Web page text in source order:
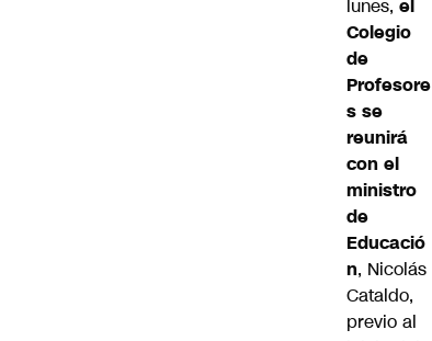
lunes, el
Colegio
de
Profesore
s se
reunirá
con el
ministro
de
Educació
n, Nicolás
Cataldo,
previo al